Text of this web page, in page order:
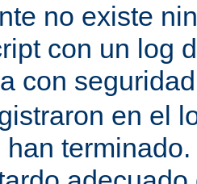
no existe
con un log
con
en el